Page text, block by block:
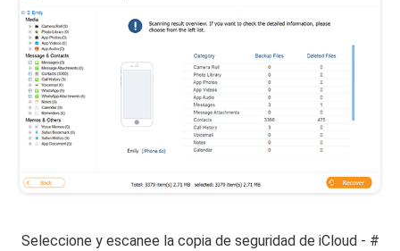
Seleccione y escanee la copia de seguridad de iCloud - #